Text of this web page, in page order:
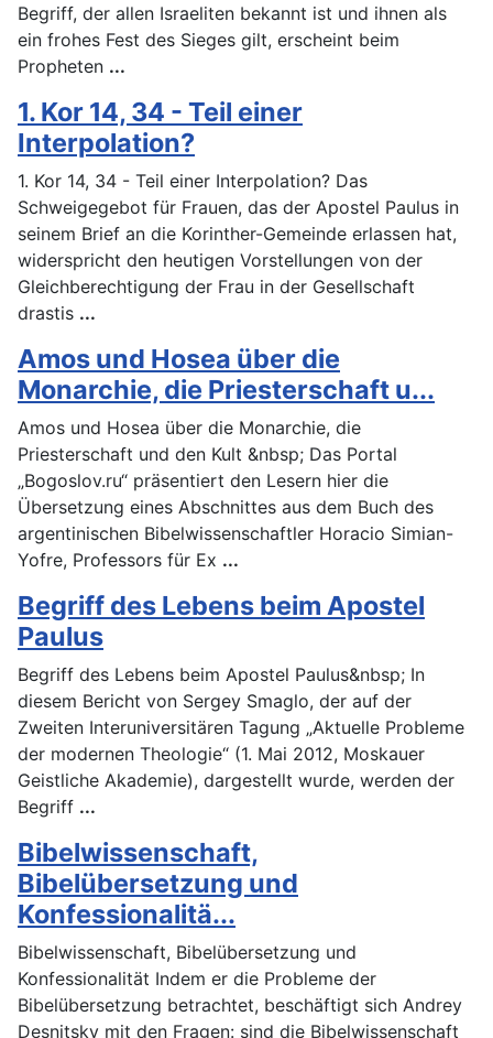
Begriff, der allen Israeliten bekannt ist und ihnen als
ein frohes Fest des Sieges gilt, erscheint beim
Propheten ...
1. Kor 14, 34 - Teil einer
Interpolation?
1. Kor 14, 34 - Teil einer Interpolation? Das
Schweigegebot für Frauen, das der Apostel Paulus in
seinem Brief an die Korinther-Gemeinde erlassen hat,
widerspricht den heutigen Vorstellungen von der
Gleichberechtigung der Frau in der Gesellschaft
drastis ...
Amos und Hosea über die
Monarchie, die Priesterschaft u...
Amos und Hosea über die Monarchie, die
Priesterschaft und den Kult &nbsp; Das Portal
„Bogoslov.ru“ präsentiert den Lesern hier die
Übersetzung eines Abschnittes aus dem Buch des
argentinischen Bibelwissenschaftler Horacio Simian-
Yofre, Professors für Ex ...
Begriff des Lebens beim Apostel
Paulus
Begriff des Lebens beim Apostel Paulus&nbsp; In
diesem Bericht von Sergey Smaglo, der auf der
Zweiten Interuniversitären Tagung „Aktuelle Probleme
der modernen Theologie“ (1. Mai 2012, Moskauer
Geistliche Akademie), dargestellt wurde, werden der
Begriff ...
Bibelwissenschaft,
Bibelübersetzung und
Konfessionalitä...
Bibelwissenschaft, Bibelübersetzung und
Konfessionalität Indem er die Probleme der
Bibelübersetzung betrachtet, beschäftigt sich Andrey
Desnitsky mit den Fragen: sind die Bibelwissenschaft